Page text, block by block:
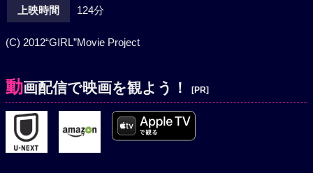
上映時間 124分
(C) 2012“GIRL”Movie Project
動画配信で映画を観よう！ [PR]